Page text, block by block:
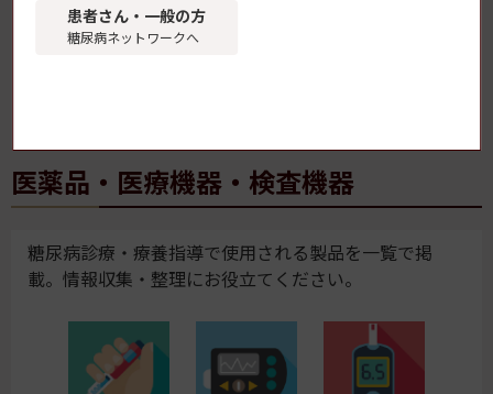
糖尿病・内分泌プラクティスWeb
医薬品・医療機器・検査機器
糖尿病診療・療養指導で使用される製品を一覧で掲
載。情報収集・整理にお役立てください。
患者さん・一般の方
糖尿病ネットワークへ